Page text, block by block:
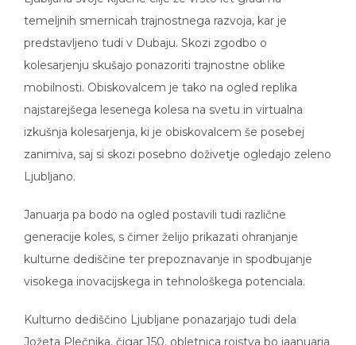
temeljnih smernicah trajnostnega razvoja, kar je
predstavljeno tudi v Dubaju. Skozi zgodbo o
kolesarjenju skušajo ponazoriti trajnostne oblike
mobilnosti. Obiskovalcem je tako na ogled replika
najstarejšega lesenega kolesa na svetu in virtualna
izkušnja kolesarjenja, ki je obiskovalcem še posebej
zanimiva, saj si skozi posebno doživetje ogledajo zeleno
generacije koles, s čimer želijo prikazati ohranjanje
kulturne dediščine ter prepoznavanje in spodbujanje
visokega inovacijskega in tehnološkega potenciala.
Jožeta Plečnika, čigar 150. obletnica rojstva bo jaanuarja